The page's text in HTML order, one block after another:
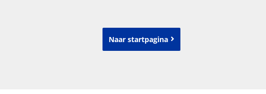
Naar startpagina